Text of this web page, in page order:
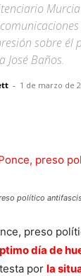
sobre él
José Baños.
- 1 de marzo de
político
preso
día de
por la